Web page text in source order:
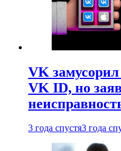
VK
VK ID, но
3 года спустя3 года